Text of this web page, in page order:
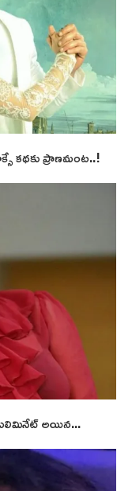
కథకు ప్రాణమంట..!
అయిన...